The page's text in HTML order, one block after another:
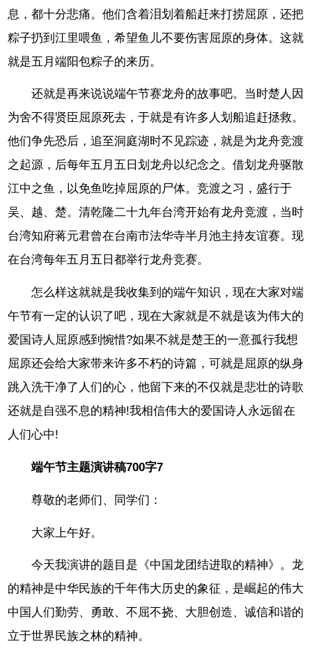
息，都十分悲痛。他们含着泪划着船赶来打捞屈原，还把
粽子扔到江里喂鱼，希望鱼儿不要伤害屈原的身体。这就
就是五月端阳包粽子的来历。
还就是再来说说端午节赛龙舟的故事吧。当时楚人因
为舍不得贤臣屈原死去，于就是有许多人划船追赶拯救。
他们争先恐后，追至洞庭湖时不见踪迹，就是为龙舟竞渡
之起源，后每年五月五日划龙舟以纪念之。借划龙舟驱散
江中之鱼，以免鱼吃掉屈原的尸体。竞渡之习，盛行于
吴、越、楚。清乾隆二十九年台湾开始有龙舟竞渡，当时
台湾知府蒋元君曾在台南市法华寺半月池主持友谊赛。现
在台湾每年五月五日都举行龙舟竞赛。
怎么样这就就是我收集到的端午知识，现在大家对端
午节有一定的认识了吧，现在大家就是不就是该为伟大的
爱国诗人屈原感到惋惜?如果不就是楚王的一意孤行我想
屈原还会给大家带来许多不朽的诗篇，可就是屈原的纵身
跳入洗干净了人们的心，他留下来的不仅就是悲壮的诗歌
还就是自强不息的精神!我相信伟大的爱国诗人永远留在
人们心中!
端午节主题演讲稿700字7
尊敬的老师们、同学们：
大家上午好。
今天我演讲的题目是《中国龙团结进取的精神》。龙
的精神是中华民族的千年伟大历史的象征，是崛起的伟大
中国人们勤劳、勇敢、不屈不挠、大胆创造、诚信和谐的
立于世界民族之林的精神。